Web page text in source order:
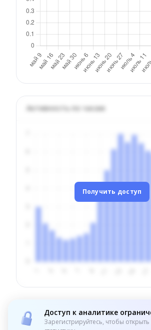
Активность по часам
Получить доступ
Доступ к аналитике
Зарегистрируйтесь, чтобы